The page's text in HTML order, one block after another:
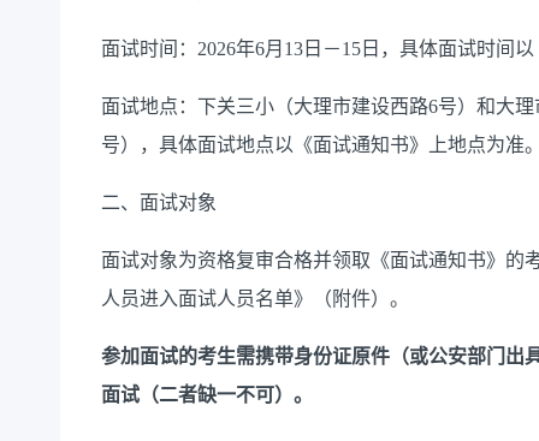
面试时间：2026年6月13日－15日，具体面试时间
面试地点：下关三小（大理市建设西路6号）和大
号），具体面试地点以《面试通知书》上地点为准
二、面试对象
面试对象为资格复审合格并领取《面试通知书》的
人员进入面试人员名单》（附件）。
参加面试的考生需携带身份证原件（或公安部门出
面试（二者缺一不可）。